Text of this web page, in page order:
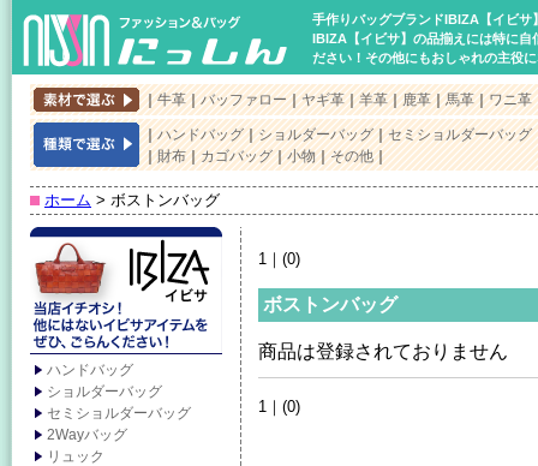
手作りバッグブランドIBIZA【イビサ
IBIZA【イビサ】の品揃えには特に
ださい！その他にもおしゃれの主役
｜牛革｜バッファロー｜ヤギ革｜羊革｜鹿革｜馬革｜ワニ革
｜ハンドバッグ｜ショルダーバッグ｜セミショルダーバッグ
｜財布｜カゴバッグ｜小物｜その他｜
ホーム > ボストンバッグ
1｜(0)
ボストンバッグ
商品は登録されておりません
1｜(0)
ハンドバッグ
ショルダーバッグ
セミショルダーバッグ
2Wayバッグ
リュック